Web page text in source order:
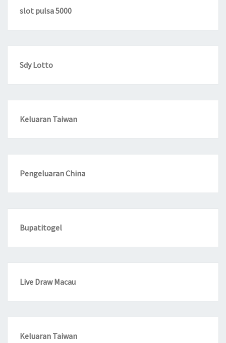
slot pulsa 5000
Sdy Lotto
Keluaran Taiwan
Pengeluaran China
Bupatitogel
Live Draw Macau
Keluaran Taiwan